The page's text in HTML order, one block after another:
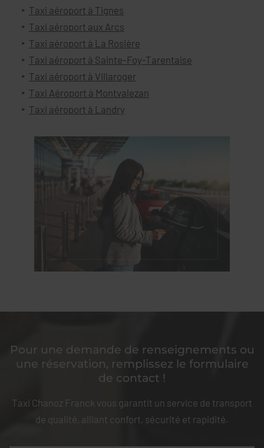
Taxi aéroport à Tignes
Taxi aéroport aux Arcs
Taxi aéroport à La Rosière
Taxi aéroport à Sainte-Foy-Tarentaise
Taxi aéroport à Villaroger
Taxi Aéroport à Montvalezan
Taxi aéroport à Landry
Pour une demande de renseignements ou
une réservation, remplissez le formulaire
de contact !
Taxi Chanoz Franck vous garantit un service de transport
de qualité, alliant confort, sécurité et rapidité.